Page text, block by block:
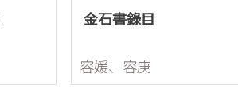
金石書錄目
容媛、容庚